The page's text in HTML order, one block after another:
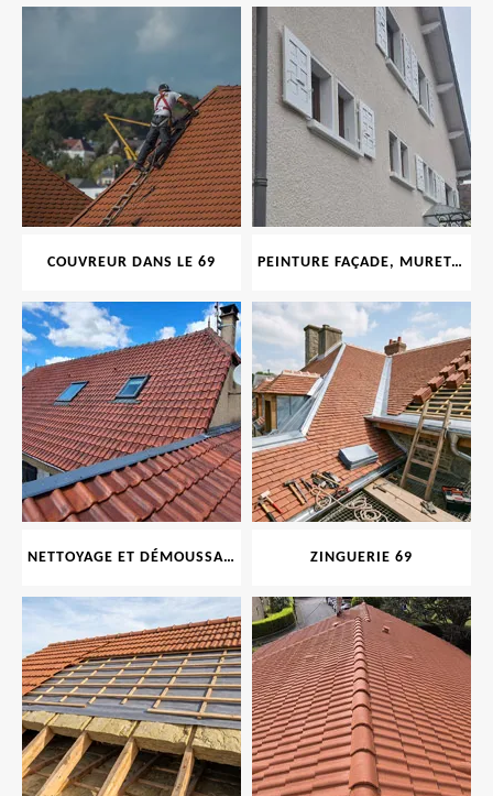
COUVREUR DANS LE 69 PEINTURE FAÇADE, MURET, TOITURE, BOISERIE, FERRONERIE, GOUTTIÈRE 69
NETTOYAGE ET DÉMOUSSAGE DE TOITURE ET FAÇADE 69 ZINGUERIE 69